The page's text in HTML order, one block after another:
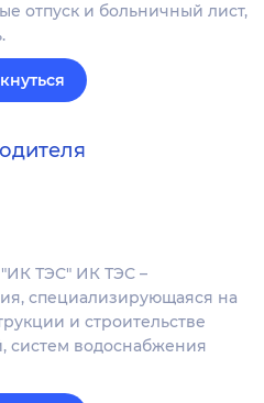
отпуск и больничный лист,
ТЭС" ИК ТЭС –
специализирующаяся на
и строительстве
систем водоснабжения